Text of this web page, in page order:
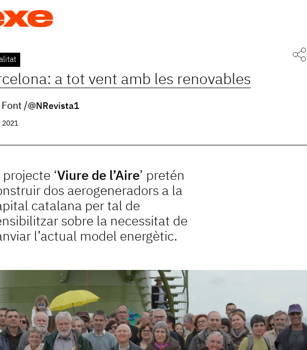
a tot vent amb les renovables
Font @NRevista1
2021
projecte ‘Viure de l’Aire’ pretén
dos aerogeneradors a la
catalana per tal de
sobre la necessitat de
l’actual model energètic.